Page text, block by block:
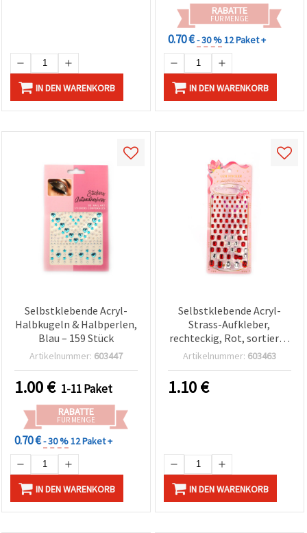
IN DEN WARENKORB
RABATTE
FÜR MENGE
0.70 €- 30 %12 Paket +
IN DEN WARENKORB
Selbstklebende Acryl-
Halbkugeln & Halbperlen,
Blau – 159 Stück
Artikelnummer: 603447
1.00€ 1-11 Paket
RABATTE
FÜR MENGE
0.70 €- 30 %12 Paket +
IN DEN WARENKORB
Selbstklebende Acryl-
Strass-Aufkleber,
rechteckig, Rot, sortierte
Größen 4x6–10x14 mm, 83
Artikelnummer: 603463
1.10€
IN DEN WARENKORB